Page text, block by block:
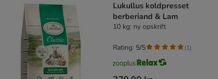
Lukullus koldpresset
berberiand & Lam
10 kg: ny opskrift
Rating: 5/5 (1)